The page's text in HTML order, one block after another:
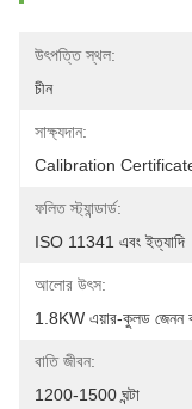
উৎপত্তি স্থল:
চীন
সাক্ষ্যদান:
Calibration
ফলিত স্ট্যান্ডার্ড:
ISO 11341 এবং ইত্যাদি
আলোর উৎস:
1.8KW এয়ার-কুলড জেনন
বাতি জীবন:
1200-1500 ঘন্টা